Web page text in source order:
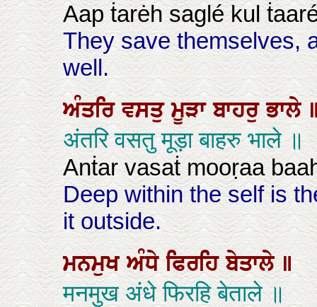
Aap ṫarėh saglé kul
They save themselves,
well.
ਅੰਤਰਿਵਸਤੁਮੂੜਾਬਾਹਰੁਭਾਲੇ
अंतरि वसतु मूड़ा बाहरु भाले ॥
Anṫar vasaṫ mooṛaa
Deep within the self is
it outside.
ਮਨਮੁਖਅੰਧੇਫਿਰਹਿਬੇਤਾਲੇ॥
मनमुख अंधे फिरहि बेताले ॥